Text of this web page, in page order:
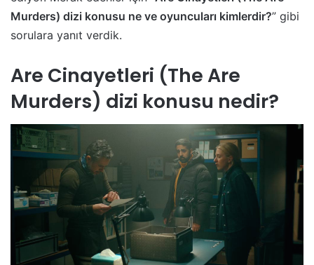
Murders) dizi konusu ne ve oyuncuları kimlerdir?” gibi
sorulara yanıt verdik.
Are Cinayetleri (The Are
Murders) dizi konusu nedir?